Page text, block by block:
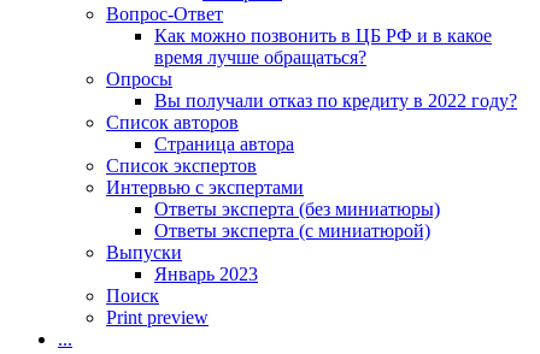
Вопрос-Ответ
Как можно позвонить в ЦБ РФ и в какое
время лучше обращаться?
Опросы
Вы получали отказ по кредиту в 2022 году?
Список авторов
Страница автора
Список экспертов
Интервью с экспертами
Ответы эксперта (без миниатюры)
Ответы эксперта (с миниатюрой)
Выпуски
Январь 2023
Поиск
Print preview
...